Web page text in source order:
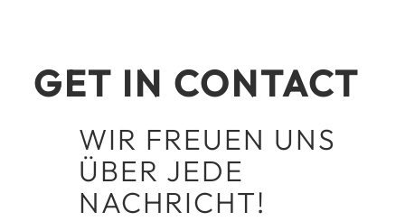
GET IN CONTACT
WIR FREUEN UNS
ÜBER JEDE
NACHRICHT!